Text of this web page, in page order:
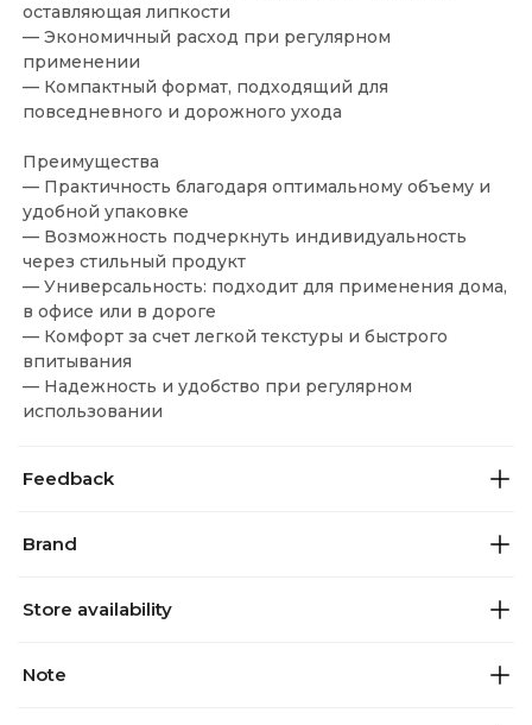
оставляющая липкости
— Экономичный расход при регулярном
применении
— Компактный формат, подходящий для
повседневного и дорожного ухода
Преимущества
— Практичность благодаря оптимальному объему и
удобной упаковке
— Возможность подчеркнуть индивидуальность
через стильный продукт
— Универсальность: подходит для применения дома,
в офисе или в дороге
— Комфорт за счет легкой текстуры и быстрого
впитывания
— Надежность и удобство при регулярном
использовании
Feedback
Brand
Store availability
Note